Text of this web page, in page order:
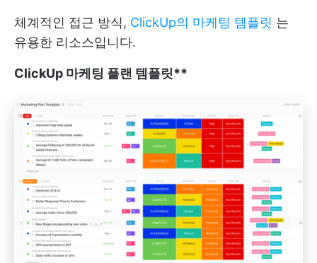
체계적인 접근 방식, ClickUp의 마케팅 템플릿 는
유용한 리소스입니다.
ClickUp 마케팅 플랜 템플릿**